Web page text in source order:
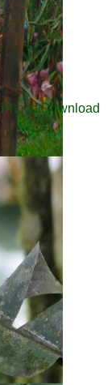
Phoca Download